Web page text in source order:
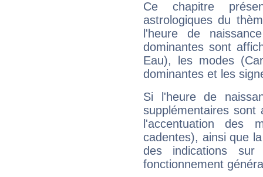
Ce chapitre
astrologiques du
l'heure de
dominantes sont
Eau), les modes
dominantes et les
Si l'heure de
supplémentaires sont
l'accentuation des
cadentes), ainsi que
des indications sur
fonctionnement